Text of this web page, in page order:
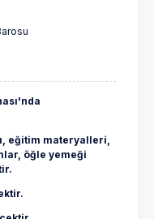
eğitim materyalleri,
öğle yemeği